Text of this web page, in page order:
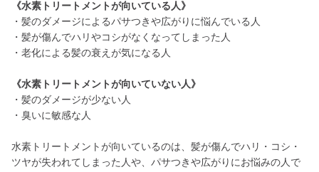
《水素トリートメントが向いている人》
・髪のダメージによるパサつきや広がりに悩んでいる人
・髪が傷んでハリやコシがなくなってしまった人
・老化による髪の衰えが気になる人
《水素トリートメントが向いていない人》
・髪のダメージが少ない人
・臭いに敏感な人
水素トリートメントが向いているのは、髪が傷んでハリ・コシ・
ツヤが失われてしまった人や、パサつきや広がりにお悩みの人で